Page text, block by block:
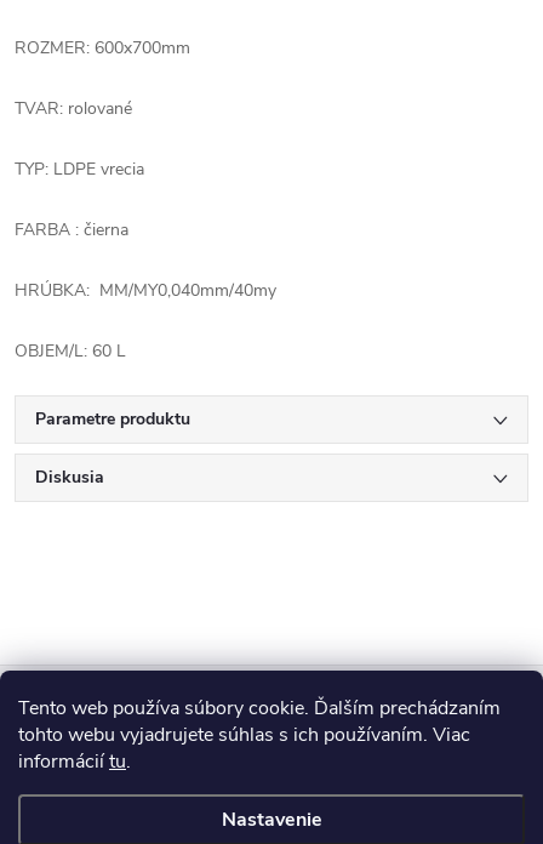
Tento web používa súbory cookie. Ďalším prechádzaním
tohto webu vyjadrujete súhlas s ich používaním. Viac
informáciítu.
Nastavenie
ROZMER: 600x700mm
TVAR: rolované
TYP: LDPE vrecia
FARBA : čierna
HRÚBKA: MM/MY0,040mm/40my
OBJEM/L: 60 L
Parametre produktu
Diskusia
Z
á
p
Blog
Informácie pre vás